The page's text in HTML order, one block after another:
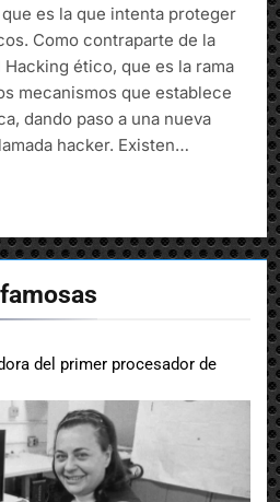
del primer procesador de
es la que intenta proteger
Como contraparte de la
ético, que es la rama
mecanismos que establece
dando paso a una nueva
hacker. Existen…